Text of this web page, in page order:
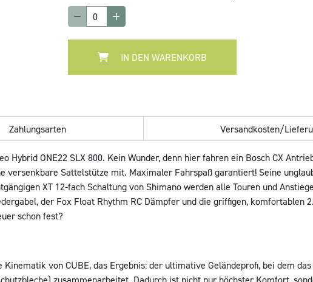
IN DEN WARENKORB
Zahlungsarten Versandkosten/
Hybrid ONE22 SLX 800. Kein Wunder, denn hier fahren ein Bosch CX
versenkbare Sattelstütze mit. Maximaler Fahrspaß garantiert! Seine
XT 12-fach Schaltung von Shimano werden alle Touren und
der Fox Float Rhythm RC Dämpfer und die griffigen, komfortablen
schon fest?
von CUBE, das Ergebnis: der ultimative Geländeprofi, bei dem
zusammenarbeitet. Dadurch ist nicht nur höchster Komfort,